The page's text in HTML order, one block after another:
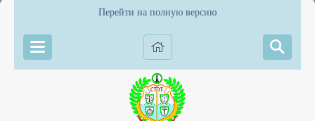
Перейти на полную версию